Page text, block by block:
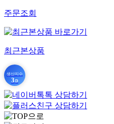
주문조회
최근본상품
생산지수
3 D